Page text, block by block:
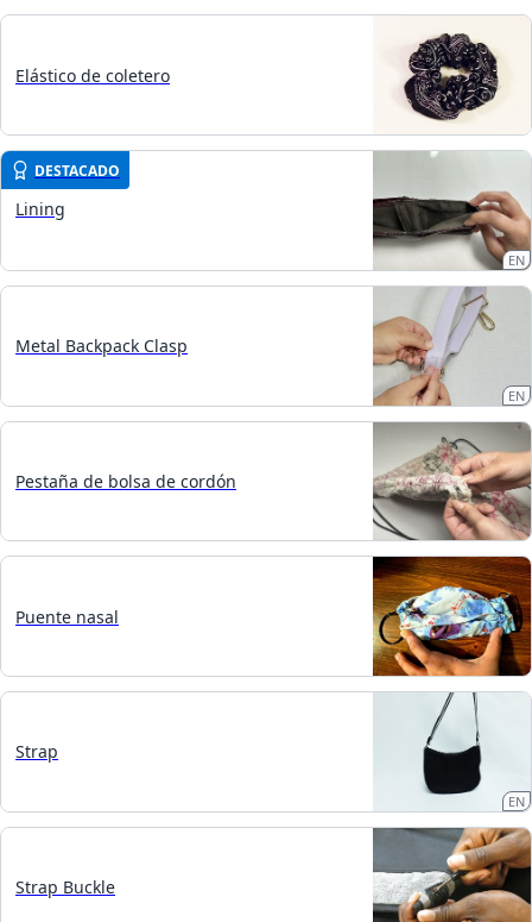
Elástico de coletero
DESTACADO
Lining
EN
Metal Backpack Clasp
EN
Pestaña de bolsa de cordón
Puente nasal
Strap
EN
Strap Buckle